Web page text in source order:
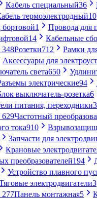
Кабель специальный36
термоэлектродный10
1
Провода для
14 Кабельные
348Розетки712
Рамки
Аксессуары для
света650
электрические94
выключатель-розетка6
питания, переходники
629Частотный
тока910
Запчасти для
Крановые
преобразователей194
Устройство плавного
электродвигатели3
277Панель монтажная5